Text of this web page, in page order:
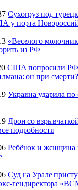
Сухогруз под
у порта
«Веселого
из РФ
США попросили РФ
он при смерти?
Украина ударила по
Дрон со
подробности
Ребёнок и женщина
Суд на Урале
гендиректора